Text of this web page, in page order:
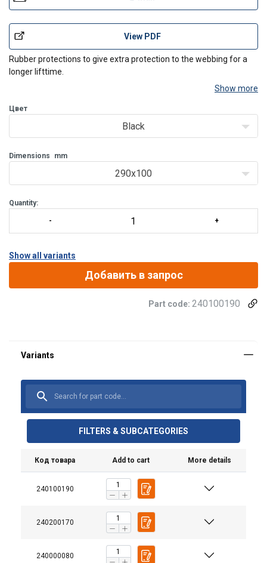
View PDF
Rubber protections to give extra protection to the webbing for a
longer lifttime.
Show more
Цвет
Black
Dimensions mm
290x100
Quantity:
Show all variants
Добавить в запрос
Part code: 240100190
FILTERS & SUBCATEGORIES
Код товара Add to cart More details
240100190
240200170
240000080